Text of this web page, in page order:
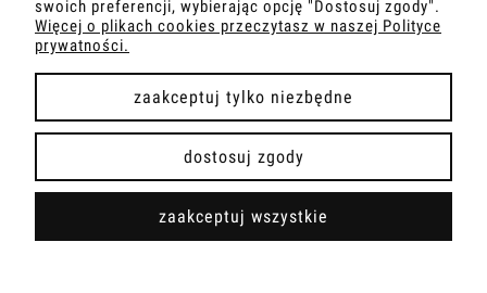
OBSŁUGA KLIENTA
PŁATNOŚCI I DOSTAWA
swoich preferencji, wybierając opcję "Dostosuj zgody".
Więcej o plikach cookies przeczytasz w naszej Polityce
prywatności.
zaakceptuj tylko niezbędne
dostosuj zgody
zaakceptuj wszystkie